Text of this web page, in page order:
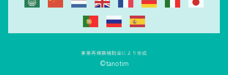
事業再構築補助金により作成
©tanotim